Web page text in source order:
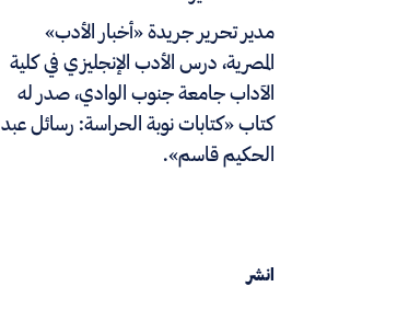
مدير تحرير جريدة «أخبار الأدب»
المصرية، درس الأدب الإنجليزي في كلية
الآداب جامعة جنوب الوادي، صدر له
كتاب «كتابات نوبة الحراسة: رسائل عبد
الحكيم قاسم».
انشر